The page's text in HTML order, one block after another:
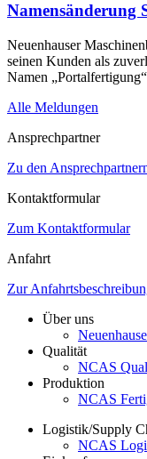
Namensänderung
Neuenhauser
seinen Kunden als
Namen
Alle Meldungen
Ansprechpartner
Zu den
Kontaktformular
Zum Kontaktformular
Anfahrt
Zur
Über uns
Qualität
NCAS
Produktion
NCAS
Logistik/Supply
NCAS